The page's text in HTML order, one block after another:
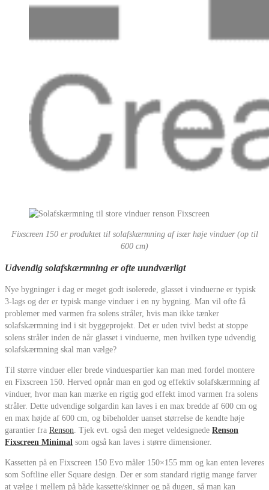
Fixscreen 150 er produktet til solafskærmning af især høje vinduer (op til
600 cm)
Udvendig solafskærmning er ofte uundværligt
Nye bygninger i dag er meget godt isolerede, glasset i vinduerne er typisk
3-lags og der er typisk mange vinduer i en ny bygning. Man vil ofte få
problemer med varmen fra solens stråler, hvis man ikke tænker
solafskærmning ind i sit byggeprojekt. Det er uden tvivl bedst at stoppe
solens stråler inden de når glasset i vinduerne, men hvilken type udvendig
solafskærmning skal man vælge?
Til større vinduer eller brede vinduespartier kan man med fordel montere
en Fixscreen 150. Herved opnår man en god og effektiv solafskærmning af
vinduer, hvor man kan mærke en rigtig god effekt imod varmen fra solens
stråler. Dette udvendige solgardin kan laves i en max bredde af 600 cm og
en max højde af 600 cm, og bibeholder uanset størrelse de kendte høje
garantier fra Renson. Tjek evt. også den meget veldesignede Renson
Fixscreen Minimal som også kan laves i større dimensioner.
Kassetten på en Fixscreen 150 Evo måler 150×155 mm og kan enten leveres
som Softline eller Square design. Der er som standard rigtig mange farver
at vælge i mellem på både kassette/skinner og på dugen, så man kan